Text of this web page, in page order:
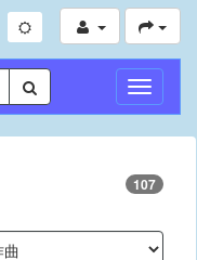
切
换
导
107